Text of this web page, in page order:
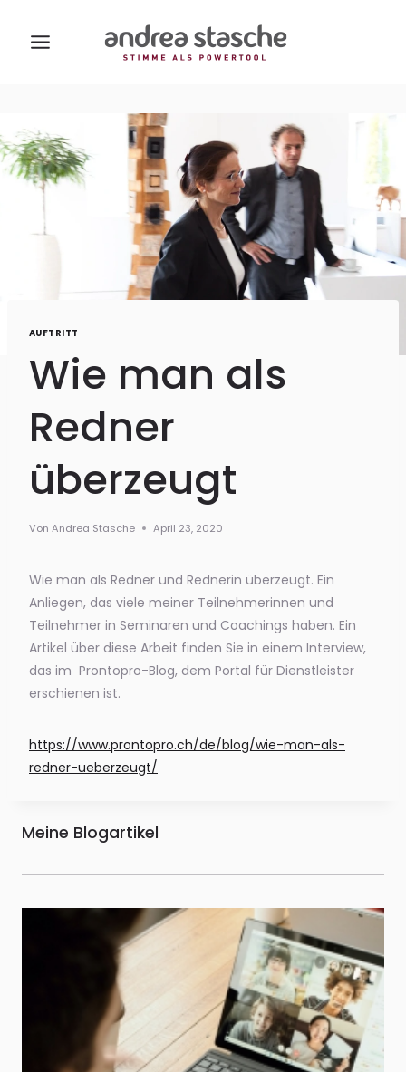
Inhalt
AUFTRITT
Wie man als
Redner
überzeugt
Von Andrea Stasche April 23, 2020
Wie man als Redner und Rednerin überzeugt. Ein
Anliegen, das viele meiner Teilnehmerinnen und
Teilnehmer in Seminaren und Coachings haben. Ein
Artikel über diese Arbeit finden Sie in einem Interview,
das im Prontopro-Blog, dem Portal für Dienstleister
erschienen ist.
https://www.prontopro.ch/de/blog/wie-man-als-
redner-ueberzeugt/
Meine Blogartikel